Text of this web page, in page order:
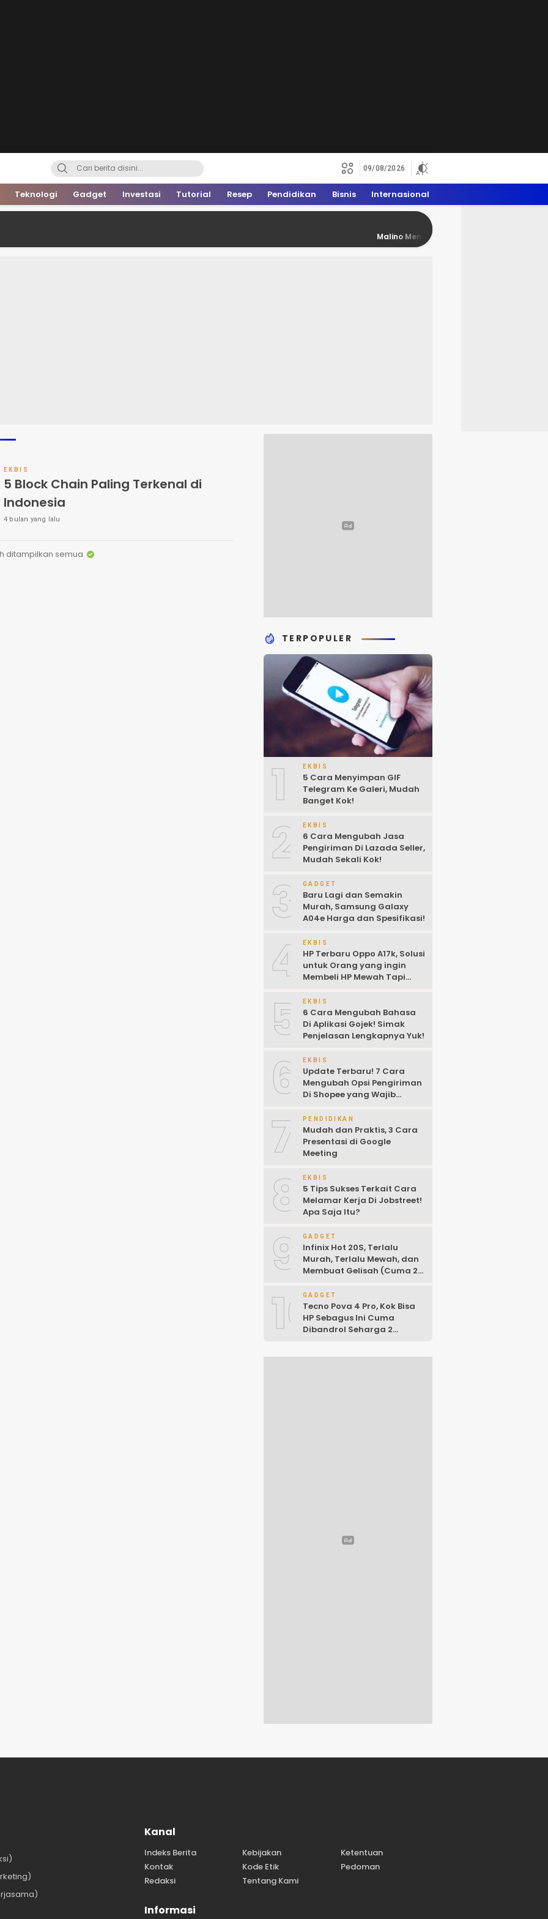
09/08/2026
Teknologi Gadget Investasi Tutorial Resep Pendidikan Bisnis Internasional
Malino Mendadak Penuh Rider Trail, WAM 2026
EKBIS
5 Block Chain Paling Terkenal di
Indonesia
4 bulan yang lalu
ditampilkan semua
TERPOPULER
1 EKBIS
5 Cara Menyimpan GIF
Telegram Ke Galeri, Mudah
Banget Kok!
2 EKBIS
6 Cara Mengubah Jasa
Pengiriman Di Lazada Seller,
Mudah Sekali Kok!
3 GADGET
Baru Lagi dan Semakin
Murah, Samsung Galaxy
A04e Harga dan Spesifikasi!
4 EKBIS
HP Terbaru Oppo A17k, Solusi
untuk Orang yang ingin
Membeli HP Mewah Tapi
5 EKBIS
6 Cara Mengubah Bahasa
Di Aplikasi Gojek! Simak
Penjelasan Lengkapnya Yuk!
6 EKBIS
Update Terbaru! 7 Cara
Mengubah Opsi Pengiriman
Di Shopee yang Wajib
7 PENDIDIKAN
Mudah dan Praktis, 3 Cara
Presentasi di Google
Meeting
8 EKBIS
5 Tips Sukses Terkait Cara
Melamar Kerja Di Jobstreet!
Apa Saja Itu?
9 GADGET
Infinix Hot 20S, Terlalu
Murah, Terlalu Mewah, dan
Membuat Gelisah (Cuma 2
10GADGET
Tecno Pova 4 Pro, Kok Bisa
HP Sebagus Ini Cuma
Dibandrol Seharga 2
Kanal
Indeks Berita Kebijakan
Ketentuan
Kontak
Kode Etik
Pedoman
Redaksi
Tentang Kami
Informasi